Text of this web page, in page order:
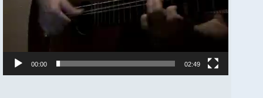
00:00 02:49